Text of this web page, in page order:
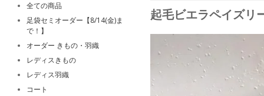
起毛ビエラペイズリ
全ての商品
足袋セミオーダー【8/14(金)ま
で！】
オーダー きもの・羽織
レディスきもの
レディス羽織
コート